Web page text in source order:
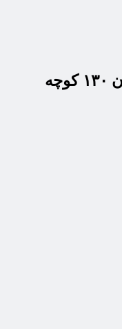
تهرانپارس خیابان رشید خیابان ۱۳۰ کوچه